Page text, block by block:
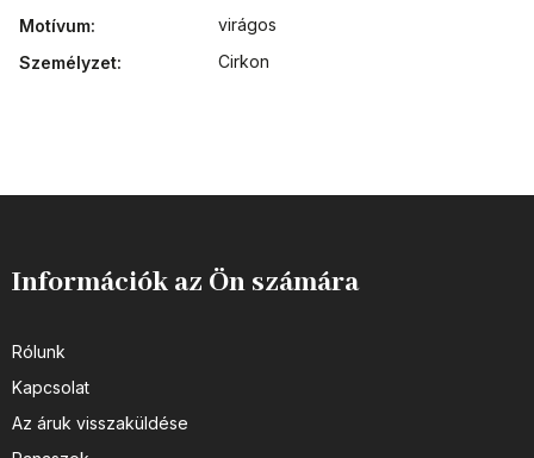
Motívum:
virágos
Személyzet: Cirkon
Információk az Ön számára
Rólunk
Kapcsolat
Az áruk visszaküldése